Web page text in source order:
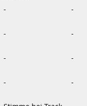
- -
- -
- -
- -